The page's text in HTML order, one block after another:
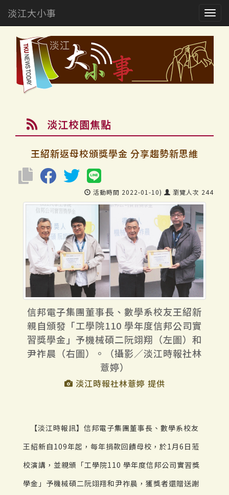
淡江大小事
淡江校園焦點
王紹新返母校頒獎學金 分享趨勢新思維
活動時間 2022-01-10) 瀏覽人次 244
信邦電子集團董事長、數學系校友王紹新
親自頒發「工學院110 學年度信邦公司實
習獎學金」予機械碩二阮翊翔（左圖）和
尹祚晨（右圖）。（攝影／淡江時報社林
薏婷）
淡江時報社林薏婷 提供
【淡江時報訊】信邦電子集團董事長、數學系校友
王紹新自109年起，每年捐款回饋母校，於1月6日蒞
校演講，並親頒「工學院110 學年度信邦公司實習獎
學金」予機械碩二阮翊翔和尹祚晨，獲獎者還贈送謝